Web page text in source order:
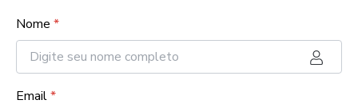
Nome *
Email*